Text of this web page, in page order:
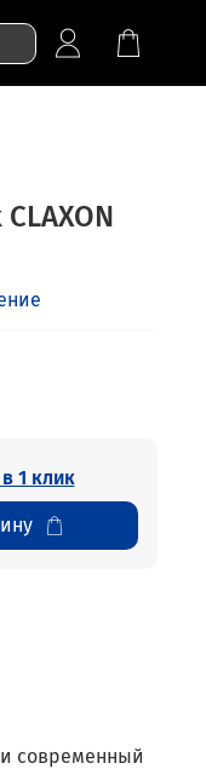
1 клик
современный